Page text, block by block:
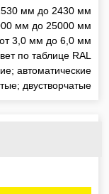
мм до 2430 мм
мм до 25000 мм
от 3,0 мм до 6,0 мм
по таблице RAL
автоматические
двустворчатые